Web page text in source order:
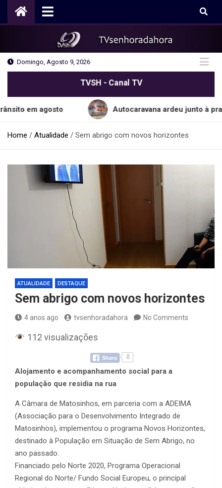
Domingo, Agosto 9, 2026
TVSH - Canal TV
Autocaravana ardeu junto à praia do
Home Atualidade Sem abrigo com novos horizontes
ATUALIDADE DESTAQUE
Sem abrigo com novos horizontes
4 anos ago tvsenhoradahora No Comments
112 visualizações
0
Alojamento e acompanhamento social para a
população que residia na rua
A Câmara de Matosinhos, em parceria com a ADEIMA
(Associação para o Desenvolvimento Integrado de
Matosinhos), implementou o programa Novos Horizontes,
destinado à População em Situação de Sem Abrigo, no
ano passado.
Financiado pelo Norte 2020, Programa Operacional
Regional do Norte/ Fundo Social Europeu, o principal